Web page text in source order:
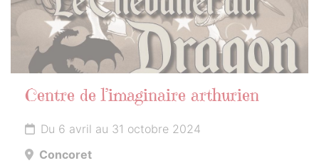
Centre de l’imaginaire arthurien
Du 6 avril au 31 octobre 2024
Concoret